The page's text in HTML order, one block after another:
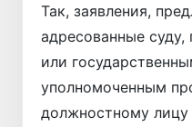
Так, заявления,
адресованные
или
уполномоченным
должностному